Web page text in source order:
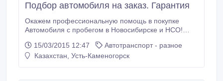
Подбор автомобиля на заказ. Гарантия
Окажем профессиональную помощь в покупке
Автомобиля с пробегом в Новосибирске и НСО!
15/03/2015 12:47
Автотранспорт - разное
Казахстан, Усть-Каменогорск